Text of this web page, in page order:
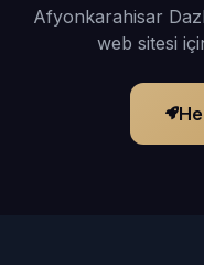
Afyonkarahisar
web sitesi